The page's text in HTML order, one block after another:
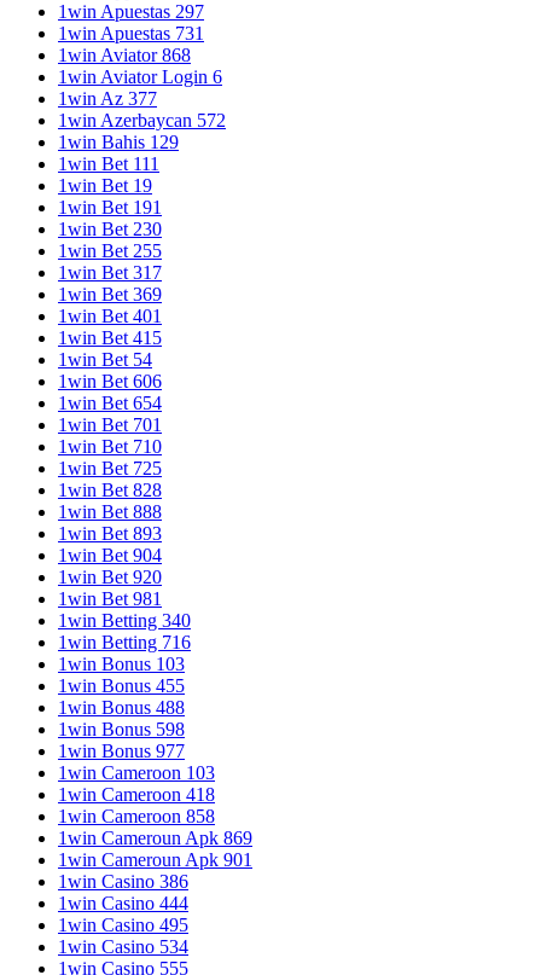
1win Apuestas 297
1win Apuestas 731
1win Aviator 868
1win Aviator Login 6
1win Az 377
1win Azerbaycan 572
1win Bahis 129
1win Bet 111
1win Bet 19
1win Bet 191
1win Bet 230
1win Bet 255
1win Bet 317
1win Bet 369
1win Bet 401
1win Bet 415
1win Bet 54
1win Bet 606
1win Bet 654
1win Bet 701
1win Bet 710
1win Bet 725
1win Bet 828
1win Bet 888
1win Bet 893
1win Bet 904
1win Bet 920
1win Bet 981
1win Betting 340
1win Betting 716
1win Bonus 103
1win Bonus 455
1win Bonus 488
1win Bonus 598
1win Bonus 977
1win Cameroon 103
1win Cameroon 418
1win Cameroon 858
1win Cameroun Apk 869
1win Cameroun Apk 901
1win Casino 386
1win Casino 444
1win Casino 495
1win Casino 534
1win Casino 555